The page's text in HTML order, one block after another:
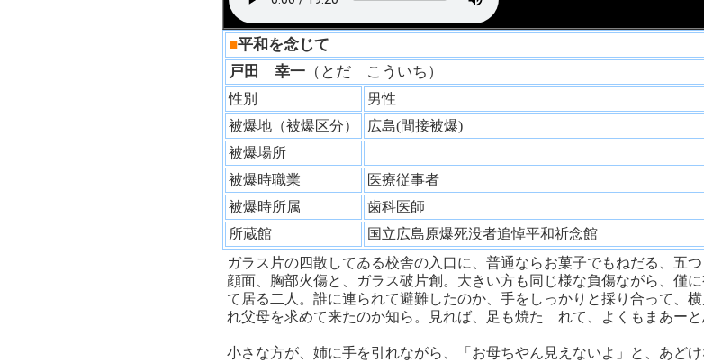
■平和を念じて
戸田 幸一 （とだ こういち）
性別 男性
被爆地（被爆区分）
広島(間接被爆)
被爆場所
被爆時職業
医療従事者
被爆時所属
歯科医師
所蔵館
国立広島原爆死没者追悼平和祈念館
ガラス片の四散してゐる校舎の入口に、普通ならお菓子でもねだる、五
顔面、胸部火傷と、ガラス破片創。大きい方も同じ様な負傷ながら、僅
て居る二人。誰に連られて避難したのか、手をしっかりと採り合って、
れ父母を求めて来たのか知ら。見れば、足も焼たゞれて、よくもまあーと
小さな方が、姉に手を引れながら、「お母ちやん見えないよ」と、あどけ